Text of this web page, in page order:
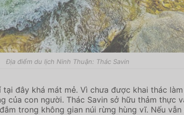
Địa điểm du lịch Ninh Thuận: Thác Savin
đây khá mát mẻ. Vì chưa được khai thác
của con người. Thác Savin sở hữu thảm thực
trong không gian núi rừng hùng vĩ. Nếu